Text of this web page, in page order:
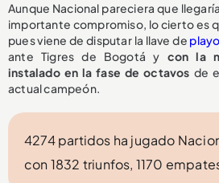
Aunque Nacional pareciera que
importante compromiso, lo cierto es
pues viene de disputar la llave de
ante Tigres de Bogotá y con la
instalado en la fase de octavos de
actual campeón.
4274 partidos ha jugado
con 1832 triunfos, 1170